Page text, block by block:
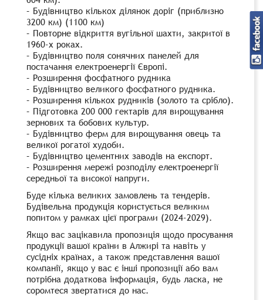
– Будівництво кількох ділянок доріг (приблизно
3200 км) (1100 км)
– Повторне відкриття вугільної шахти, закритої в
1960-х роках.
– Будівництво поля сонячних панелей для
постачання електроенергії Європі.
– Розширення фосфатного рудника
– Будівництво великого фосфатного рудника.
– Розширення кількох рудників (золото та срібло).
– Підготовка 200 000 гектарів для вирощування
зернових та бобових культур.
– Будівництво ферм для вирощування овець та
великої рогатої худоби.
– Будівництво цементних заводів на експорт.
– Розширення мережі розподілу електроенергії
середньої та високої напруги.
Буде кілька великих замовлень та тендерів.
Будівельна продукція користується великим
попитом у рамках цієї програми (2024-2029).
Якщо вас зацікавила пропозиція щодо просування
продукції вашої країни в Алжирі та навіть у
сусідніх країнах, а також представлення вашої
компанії, якщо у вас є інші пропозиції або вам
потрібна додаткова інформація, будь ласка, не
соромтеся звертатися до нас.